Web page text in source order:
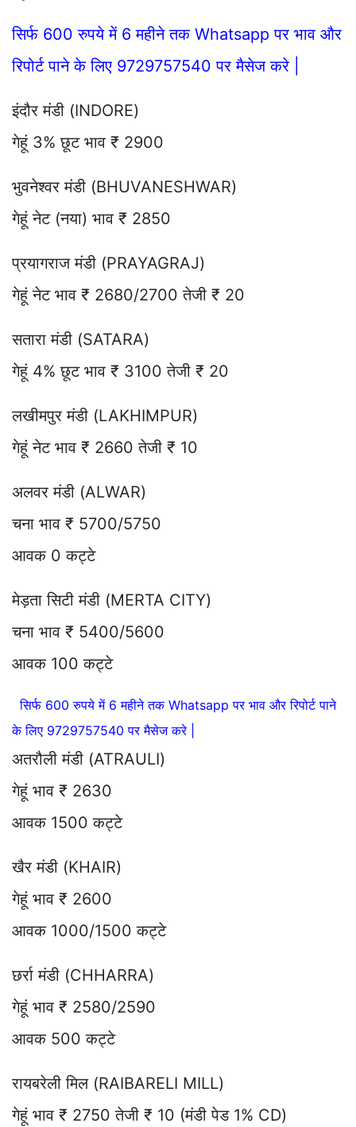
सिर्फ 600 रुपये में 6 महीने तक Whatsapp पर भाव और
रिपोर्ट पाने के लिए 9729757540 पर मैसेज करे |
इंदौर मंडी (INDORE)
गेहूं 3% छूट भाव ₹ 2900
भुवनेश्वर मंडी (BHUVANESHWAR)
गेहूं नेट (नया) भाव ₹ 2850
प्रयागराज मंडी (PRAYAGRAJ)
गेहूं नेट भाव ₹ 2680/2700 तेजी ₹ 20
सतारा मंडी (SATARA)
गेहूं 4% छूट भाव ₹ 3100 तेजी ₹ 20
लखीमपुर मंडी (LAKHIMPUR)
गेहूं नेट भाव ₹ 2660 तेजी ₹ 10
अलवर मंडी (ALWAR)
चना भाव ₹ 5700/5750
आवक 0 कट्टे
मेड़ता सिटी मंडी (MERTA CITY)
चना भाव ₹ 5400/5600
आवक 100 कट्टे
सिर्फ 600 रुपये में 6 महीने तक Whatsapp पर भाव और रिपोर्ट पाने
के लिए 9729757540 पर मैसेज करे |
अतरौली मंडी (ATRAULI)
गेहूं भाव ₹ 2630
आवक 1500 कट्टे
खैर मंडी (KHAIR)
गेहूं भाव ₹ 2600
आवक 1000/1500 कट्टे
छर्रा मंडी (CHHARRA)
गेहूं भाव ₹ 2580/2590
आवक 500 कट्टे
रायबरेली मिल (RAIBARELI MILL)
गेहूं भाव ₹ 2750 तेजी ₹ 10 (मंडी पेड 1% CD)